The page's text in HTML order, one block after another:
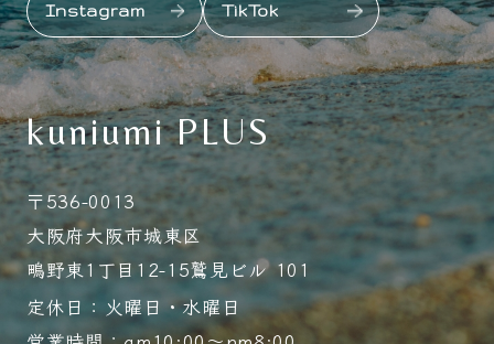
Instagram TikTok
kuniumi PLUS
〒536-0013
大阪府大阪市城東区
鴫野東1丁目12-15鷲見ビル 101
定休日：火曜日・水曜日